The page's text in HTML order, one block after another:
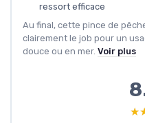
ressort efficace
Au final, cette pince de
clairement le job pour un
douce ou en mer. Voir plus